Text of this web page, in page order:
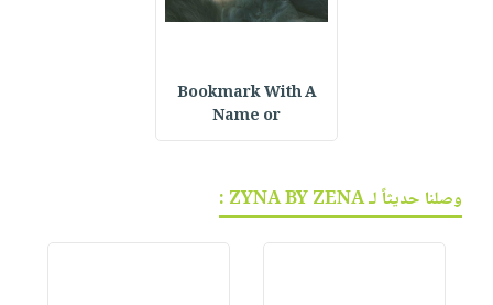
Bookmark With A
Name or
وصلنا حديثاً لـ ZYNA BY ZENA :